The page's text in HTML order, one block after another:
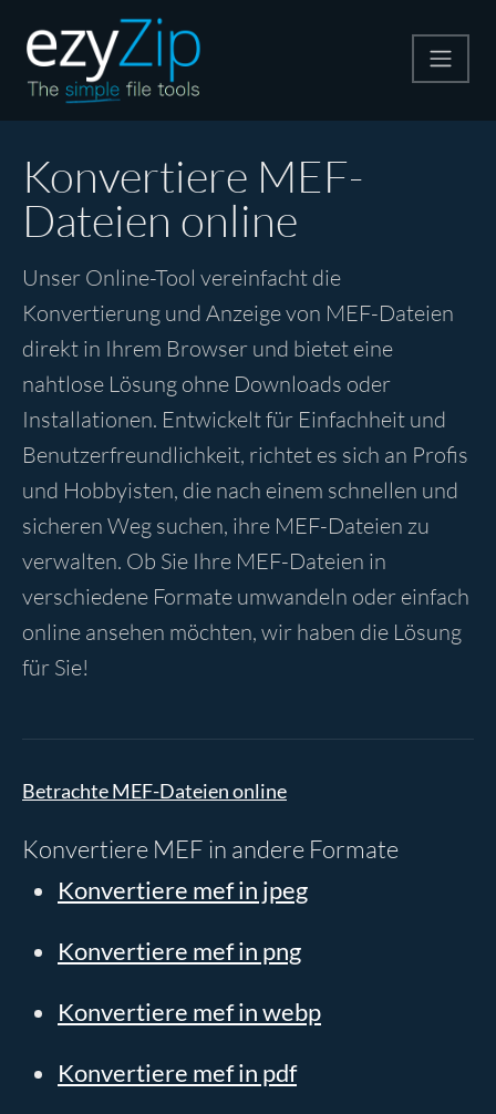
Entpacken
Konvertiere
Weitere Tools
Konvertiere MEF-
Dateien online
Unser Online-Tool vereinfacht die
Konvertierung und Anzeige von MEF-Dateien
direkt in Ihrem Browser und bietet eine
nahtlose Lösung ohne Downloads oder
Installationen. Entwickelt für Einfachheit und
Benutzerfreundlichkeit, richtet es sich an Profis
und Hobbyisten, die nach einem schnellen und
sicheren Weg suchen, ihre MEF-Dateien zu
verwalten. Ob Sie Ihre MEF-Dateien in
verschiedene Formate umwandeln oder einfach
online ansehen möchten, wir haben die Lösung
für Sie!
Betrachte MEF-Dateien online
Konvertiere MEF in andere Formate
Konvertiere mef in jpeg
Konvertiere mef in png
Konvertiere mef in webp
Konvertiere mef in pdf